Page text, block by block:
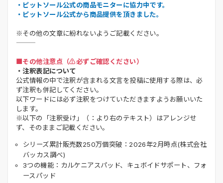
・ピットソール公式の商品モニターに協力中です。
・ピットソール公式から商品提供を頂きました。
※その他の文章に紛れないようご記載ください。
■その他注意点（⚠️必ずご確認ください）
・注釈表記について
公式情報の中で注釈が含まれる文言を投稿に使用する際は、必
ず注釈も併記してください。
以下ワードには必ず注釈をつけていただきますようお願いいた
します。
※以下の「注釈受け」（：より右のテキスト）はアレンジせ
ず、そのままご記載ください。
シリーズ累計販売数250万個突破：2026年2月時点(株式会社
バッカス調べ)
3つの機能：カルケニアスパッド、キュボイドサポート、フォ
ースパッド